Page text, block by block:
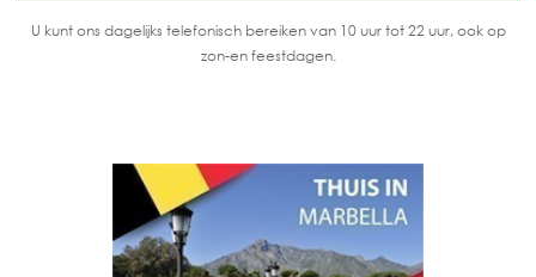
U kunt ons dagelijks telefonisch bereiken van 10 uur tot 22 uur, ook op
zon-en feestdagen.